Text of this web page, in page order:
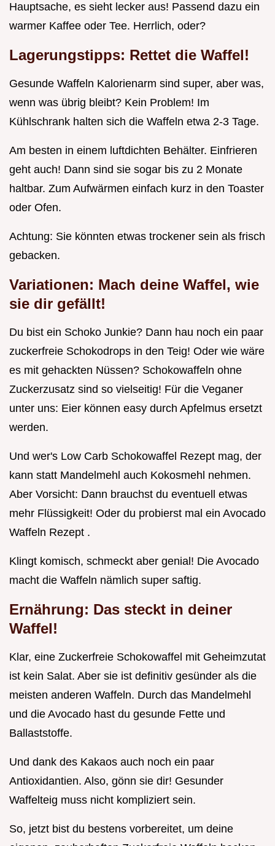
Hauptsache, es sieht lecker aus! Passend dazu ein
warmer Kaffee oder Tee. Herrlich, oder?
Lagerungstipps: Rettet die Waffel!
Gesunde Waffeln Kalorienarm sind super, aber was,
wenn was übrig bleibt? Kein Problem! Im
Kühlschrank halten sich die Waffeln etwa 2-3 Tage.
Am besten in einem luftdichten Behälter. Einfrieren
geht auch! Dann sind sie sogar bis zu 2 Monate
haltbar. Zum Aufwärmen einfach kurz in den Toaster
oder Ofen.
Achtung: Sie könnten etwas trockener sein als frisch
gebacken.
Variationen: Mach deine Waffel, wie
sie dir gefällt!
Du bist ein Schoko Junkie? Dann hau noch ein paar
zuckerfreie Schokodrops in den Teig! Oder wie wäre
es mit gehackten Nüssen? Schokowaffeln ohne
Zuckerzusatz sind so vielseitig! Für die Veganer
unter uns: Eier können easy durch Apfelmus ersetzt
werden.
Und wer's Low Carb Schokowaffel Rezept mag, der
kann statt Mandelmehl auch Kokosmehl nehmen.
Aber Vorsicht: Dann brauchst du eventuell etwas
mehr Flüssigkeit! Oder du probierst mal ein Avocado
Waffeln Rezept .
Klingt komisch, schmeckt aber genial! Die Avocado
macht die Waffeln nämlich super saftig.
Ernährung: Das steckt in deiner
Waffel!
Klar, eine Zuckerfreie Schokowaffel mit Geheimzutat
ist kein Salat. Aber sie ist definitiv gesünder als die
meisten anderen Waffeln. Durch das Mandelmehl
und die Avocado hast du gesunde Fette und
Ballaststoffe.
Und dank des Kakaos auch noch ein paar
Antioxidantien. Also, gönn sie dir! Gesunder
Waffelteig muss nicht kompliziert sein.
So, jetzt bist du bestens vorbereitet, um deine